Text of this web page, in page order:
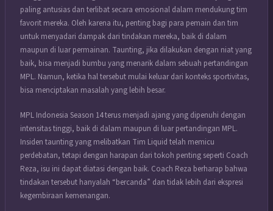
paling antusias dan terlibat secara emosional dalam mendukung tim
favorit mereka. Oleh karena itu, penting bagi para pemain dan tim
untuk menyadari dampak dari tindakan mereka, baik di dalam
maupun di luar permainan. Taunting, jika dilakukan dengan niat yang
baik, bisa menjadi bumbu yang menarik dalam sebuah pertandingan
MPL. Namun, ketika hal tersebut mulai keluar dari konteks sportivitas,
bisa menciptakan masalah yang lebih besar.
MPL Indonesia Season 14 terus menjadi ajang yang dipenuhi dengan
intensitas tinggi, baik di dalam maupun di luar pertandingan MPL.
Insiden taunting yang melibatkan Tim Liquid telah memicu
perdebatan, tetapi dengan harapan dari tokoh penting seperti Coach
Reza, isu ini dapat diatasi dengan baik. Coach Reza berharap bahwa
tindakan tersebut hanyalah “bercanda” dan tidak lebih dari ekspresi
kegembiraan kemenangan.